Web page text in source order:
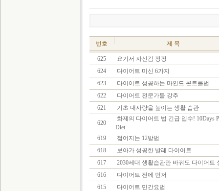
번호 제 목
625
요기서 자신감 팡팡
624
다이어트 미신 6가지
623
다이어트 성공하는 마인드 콘트롤법
622
다이어트 전문가들 강추
621
기초 대사량을 높이는 생활 습관
620
화제의 다이어트 법 긴급 입수! 10Days
Diet
619
젊어지는 12방법
618
보아가 성공한 발레 다이어트
617
2030세대 생활습관만 바꿔도 다이어트
616
다이어트 전에 먼저
615
다이어트 민간요법